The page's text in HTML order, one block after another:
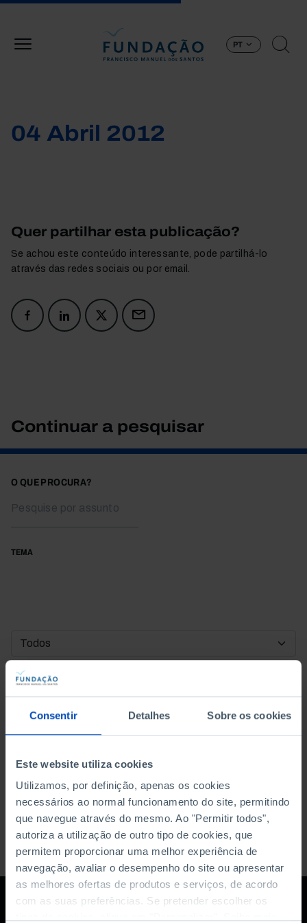
Consentir Detalhes Sobre os cookies
Este website utiliza cookies
Utilizamos, por definição, apenas os cookies
necessários ao normal funcionamento do site, permitindo
que navegue através do mesmo. Ao "Permitir todos",
autoriza a utilização de outro tipo de cookies, que
permitem proporcionar uma melhor experiência de
navegação, avaliar o desempenho do site ou apresentar
as melhores ofertas de produtos e serviços, de acordo
com as suas preferências. Se pretender escolher os
PT
04 Abril 2012
Quer partilhar esta publicação?
Se achou este conteúdo interessante, pode partilhá-lo
através das redes sociais ou por email.
Continuar a pesquisar
O QUE PROCURA?
TEMA
DATA DE INÍCIO
DATA DE FIM